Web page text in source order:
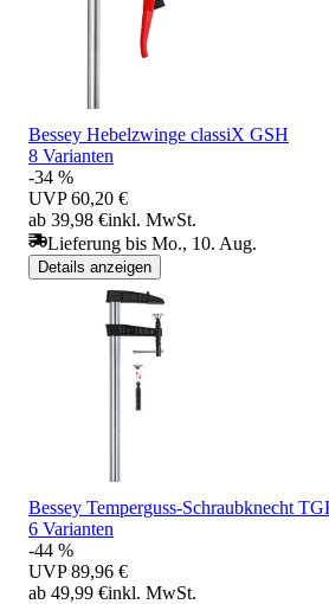
Bessey Hebelzwinge classiX GSH
8 Varianten
-34 %
UVP 60,20 €
ab 39,98 €inkl. MwSt.
Lieferung bis Mo., 10. Aug.
Details anzeigen
Bessey Temperguss-Schraubknecht
6 Varianten
-44 %
UVP 89,96 €
ab 49,99 €inkl. MwSt.